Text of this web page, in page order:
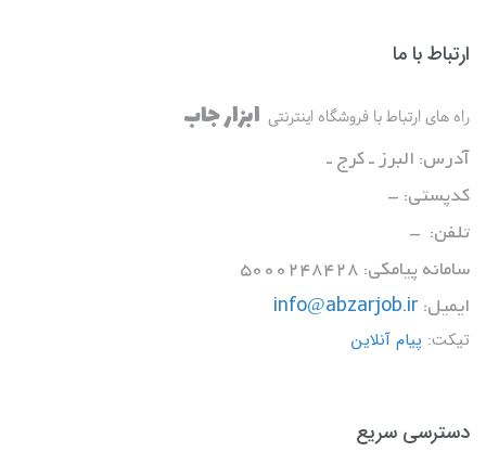
ارتباط با ما
راه های ارتباط با فروشگاه اینترنتی ابزار جاب
آدرس: البرز ـ کرج ـ
کدپستی: -
تلفن: -
سامانه پیامکی: 5000248428
ایمیل: info@abzarjob.ir
تیکت: پیام آنلاین
دسترسی سریع